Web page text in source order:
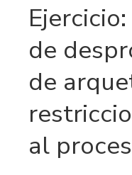
de
de
al